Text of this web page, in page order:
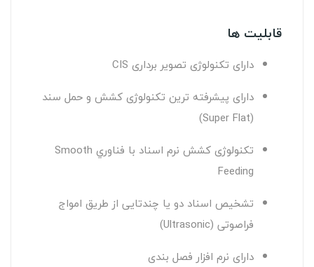
قابلیت ها
دارای تکنولوژی تصویر برداری CIS
دارای پیشرفته ترین تکنولوژی کشش و حمل سند
(Super Flat)
تکنولوژی کشش نرم اسناد با فناوري Smooth
Feeding
تشخیص اسناد دو یا چندتایی از طریق امواج
فراصوتی (Ultrasonic)
دارای نرم افزار فصل بندی